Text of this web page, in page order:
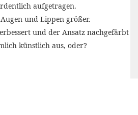
aufgetragen.
und Lippen größer.
und der Ansatz nachgefärbt
künstlich aus, oder?